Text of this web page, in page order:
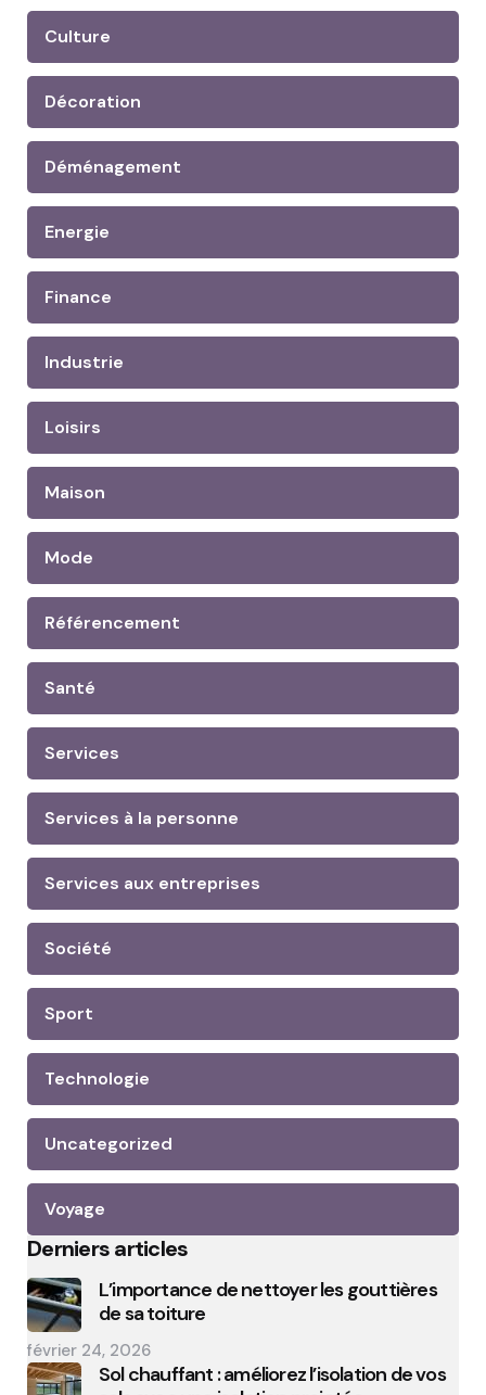
Culture
Décoration
Déménagement
Energie
Finance
Industrie
Loisirs
Maison
Mode
Référencement
Santé
Services
Services à la personne
Services aux entreprises
Société
Sport
Technologie
Uncategorized
Voyage
Derniers articles
L’importance de nettoyer les gouttières
de sa toiture
février 24, 2026
Sol chauffant : améliorez l’isolation de vos